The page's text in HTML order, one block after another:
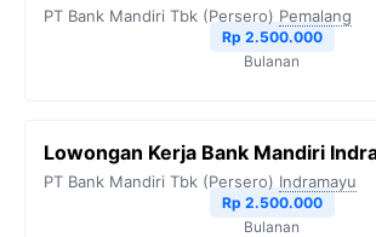
PT Bank Mandiri Tbk (Persero) Pemalang
Rp 2.500.000
Bulanan
Lowongan Kerja Bank Mandiri
PT Bank Mandiri Tbk (Persero) Indramayu
Rp 2.500.000
Bulanan